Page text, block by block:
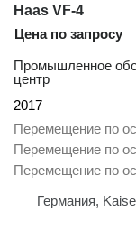
Haas VF-4
Цена по запросу
Промышленное
центр
2017
Перемещение по
Перемещение по
Перемещение по
Германия,